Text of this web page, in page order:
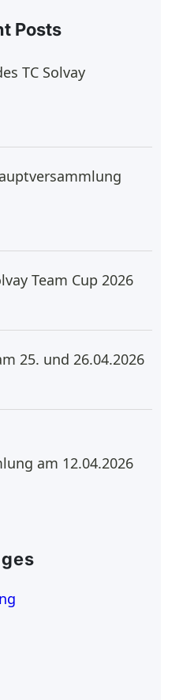
Posts
TC Solvay
Team Cup 2026
25. und 26.04.2026
am 12.04.2026